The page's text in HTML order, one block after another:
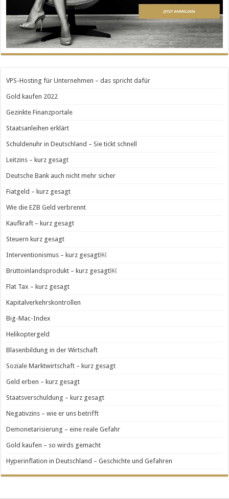
VPS-Hosting für Unternehmen – das spricht dafür
Gold kaufen 2022
Gezinkte Finanzportale
Staatsanleihen erklärt
Schuldenuhr in Deutschland – Sie tickt schnell
Leitzins – kurz gesagt
Deutsche Bank auch nicht mehr sicher
Fiatgeld – kurz gesagt
Wie die EZB Geld verbrennt
Kaufkraft – kurz gesagt
Steuern kurz gesagt
Interventionismus – kurz gesagt￼
Bruttoinlandsprodukt – kurz gesagt￼
Flat Tax – kurz gesagt
Kapitalverkehrskontrollen
Big-Mac-Index
Helikoptergeld
Blasenbildung in der Wirtschaft
Soziale Marktwirtschaft – kurz gesagt
Geld erben – kurz gesagt
Staatsverschuldung – kurz gesagt
Negativzins – wie er uns betrifft
Demonetarisierung – eine reale Gefahr
Gold kaufen – so wirds gemacht
Hyperinflation in Deutschland – Geschichte und Gefahren